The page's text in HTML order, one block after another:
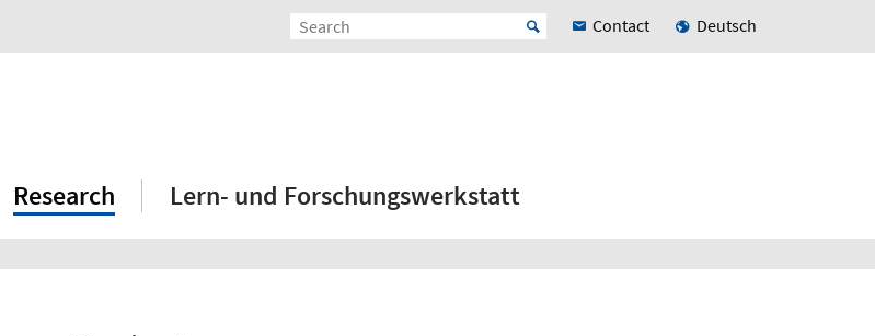
Contact Deutsch
Research Lern- und Forschungswerkstatt